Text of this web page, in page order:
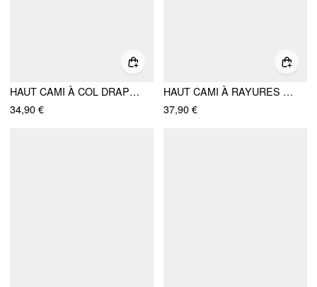
HAUT CAMI À COL DRAPÉ EN MESH AVEC SEQUINS ET PERLES
34,90 €
HAUT CAMI À RAYURES VOLANTÉES
37,90 €